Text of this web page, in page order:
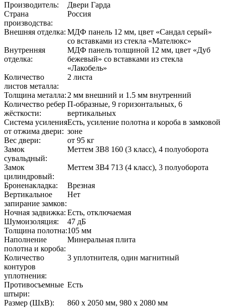
Производитель:
Двери Гарда
Страна
производства:
Россия
Внешняя отделка: МДФ панель 12 мм, цвет «Сандал серый»
со вставками из стекла «Мателюкс»
Внутренняя
отделка:
МДФ панель толщиной 12 мм, цвет «Дуб
бежевый» со вставками из стекла
«Лакобель»
Количество
листов металла:
2 листа
Толщина металла: 2 мм внешний и 1.5 мм внутренний
Количество ребер
жёсткости:
П-образные, 9 горизонтальных, 6
вертикальных
Система усиления
от отжима двери:
Есть, усиление полотна и короба в замковой
зоне
Вес двери:
от 95 кг
Замок
сувальдный:
Меттем ЗВ8 160 (3 класс), 4 полуоборота
Замок
цилиндровый:
Меттем ЗВ4 713 (4 класс), 3 полуоборота
Броненакладка:
Врезная
Вертикальное
запирание замков:
Нет
Ночная задвижка: Есть, отключаемая
Шумоизоляция:
47 дБ
Толщина полотна:105 мм
Наполнение
полотна и короба:
Минеральная плита
Количество
контуров
уплотнения:
3 уплотнителя, один магнитный
Противосъемные
штыри:
Есть
Размер (ШxВ): 860 х 2050 мм, 980 х 2080 мм